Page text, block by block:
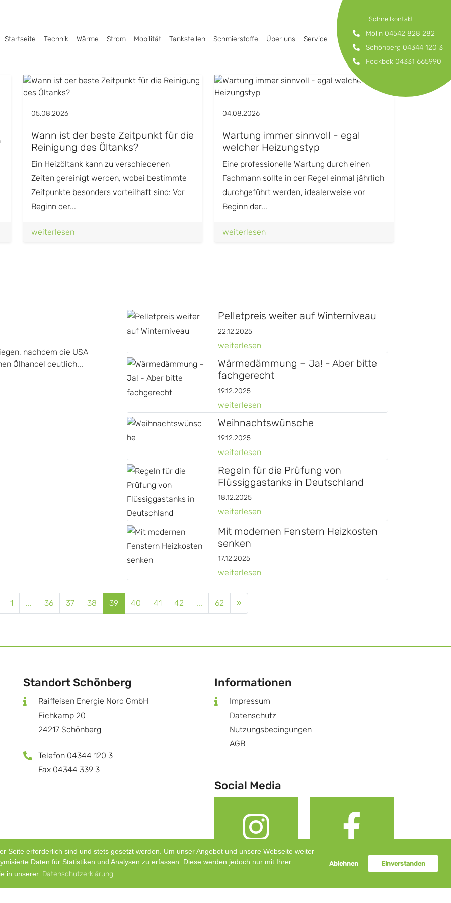
Seite erforderlich sind und stets gesetzt werden. Um unser Angebot und unsere Webseite weiter
Daten für Statistiken und Analysen zu erfassen. Diese werden jedoch nur mit Ihrer
in unserer Datenschutzerklärung
Ablehnen Einverstanden
Startseite Technik Wärme Strom Mobilität Tankstellen Schmierstoffe Über uns Service
Schnellkontakt
Mölln 04542 828 282
Schönberg 04344 120 3
Fockbek 04331 665990
05.08.2026
Wann ist der beste Zeitpunkt für die
Reinigung des Öltanks?
Ein Heizöltank kann zu verschiedenen
Zeiten gereinigt werden, wobei bestimmte
Zeitpunkte besonders vorteilhaft sind: Vor
Beginn der...
weiterlesen
04.08.2026
Wartung immer sinnvoll - egal
welcher Heizungstyp
Eine professionelle Wartung durch einen
Fachmann sollte in der Regel einmal jährlich
durchgeführt werden, idealerweise vor
Beginn der...
weiterlesen
nachdem die USA
Ölhandel deutlich...
Pelletpreis weiter auf Winterniveau
22.12.2025
weiterlesen
Wärmedämmung – Ja! - Aber bitte
fachgerecht
19.12.2025
weiterlesen
Weihnachtswünsche
19.12.2025
weiterlesen
Regeln für die Prüfung von
Flüssiggastanks in Deutschland
18.12.2025
weiterlesen
Mit modernen Fenstern Heizkosten
senken
17.12.2025
weiterlesen
1 ... 36 37 38 39 40 41 42 ... 62 »
Standort Schönberg
Raiffeisen Energie Nord GmbH
Eichkamp 20
24217 Schönberg
Telefon 04344 120 3
Fax 04344 339 3
Informationen
Impressum
Datenschutz
Nutzungsbedingungen
AGB
Social Media
Instagram Facebook